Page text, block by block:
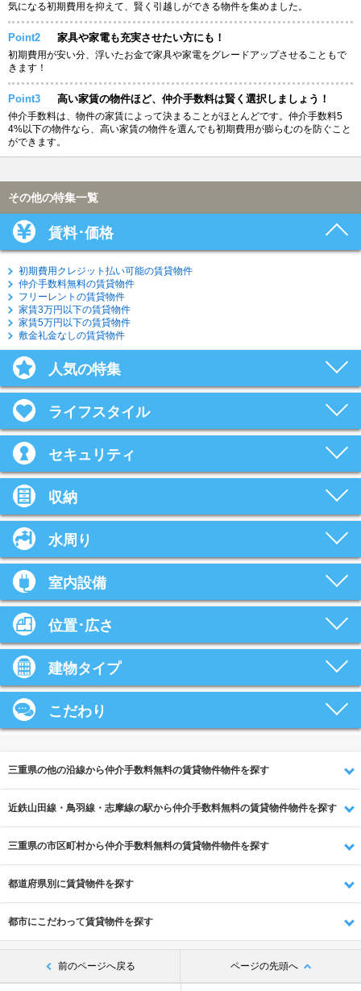
気になる初期費用を抑えて、賢く引越しができる物件を集めました。
Point2 家具や家電も充実させたい方にも！
初期費用が安い分、浮いたお金で家具や家電をグレードアップさせることもで
きます！
Point3 高い家賃の物件ほど、仲介手数料は賢く選択しましょう！
仲介手数料は、物件の家賃によって決まることがほとんどです。仲介手数料5
4%以下の物件なら、高い家賃の物件を選んでも初期費用が膨らむのを防ぐこと
ができます。
その他の特集一覧
賃料･価格
初期費用クレジット払い可能の賃貸物件
仲介手数料無料の賃貸物件
フリーレントの賃貸物件
家賃3万円以下の賃貸物件
家賃5万円以下の賃貸物件
敷金礼金なしの賃貸物件
人気の特集
ライフスタイル
セキュリティ
収納
水周り
室内設備
位置･広さ
建物タイプ
こだわり
三重県の他の沿線から仲介手数料無料の賃貸物件物件を探す
近鉄山田線・鳥羽線・志摩線の駅から仲介手数料無料の賃貸物件物件を探す
三重県の市区町村から仲介手数料無料の賃貸物件物件を探す
都道府県別に賃貸物件を探す
都市にこだわって賃貸物件を探す
前のページへ戻る ページの先頭へ